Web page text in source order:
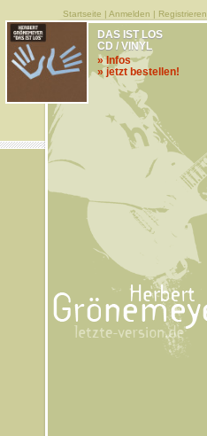
Startseite | Anmelden | Registrieren
DAS IST LOS
CD / VINYL
» Infos
» jetzt bestellen!